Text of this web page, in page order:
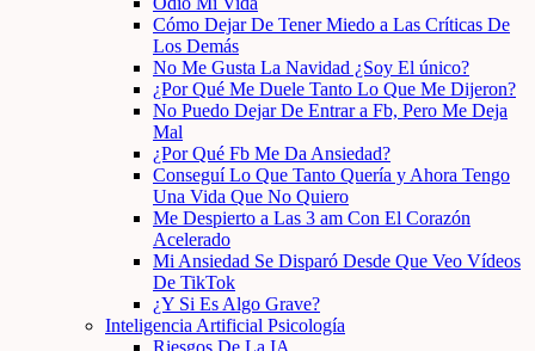
Cómo Dejar De Tener Miedo a Las Críticas De
Los Demás
No Me Gusta La Navidad ¿Soy El único?
¿Por Qué Me Duele Tanto Lo Que Me Dijeron?
No Puedo Dejar De Entrar a Fb, Pero Me Deja
Mal
¿Por Qué Fb Me Da Ansiedad?
Conseguí Lo Que Tanto Quería y Ahora Tengo
Una Vida Que No Quiero
Me Despierto a Las 3 am Con El Corazón
Acelerado
Mi Ansiedad Se Disparó Desde Que Veo Vídeos
De TikTok
¿Y Si Es Algo Grave?
Inteligencia Artificial Psicología
Riesgos De La IA